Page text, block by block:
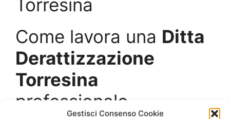
Gestisci Consenso Cookie
Torresina
Come lavora una Ditta
Derattizzazione
Torresina
professionale